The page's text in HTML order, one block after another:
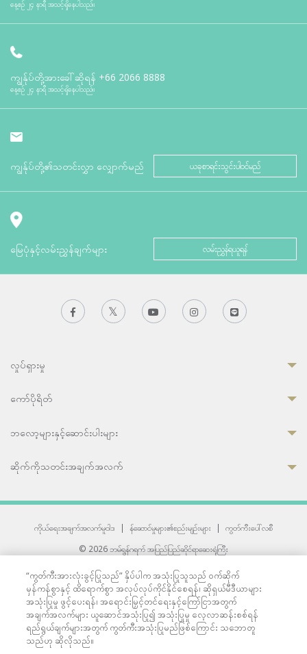
နေ့စဉ် ၂၄ နာရီ အသင့်ရှိနေပါသည်။
ကျွန်ုပ်တို့အားခေါ်ဆိုရန် +66 2066 8888
နေ့စဉ် ၂၄ နာရီ အသင့်ရှိနေပါသည်။
ကျွန်ုပ်တို့၏သတင်းလွှာ လျှောက်မည် ယခုစာရင်းသွင်းပါဝင်မည်
မြေပုံနှင့်လမ်းညွှန်ချက်များ လမ်းညွှန်ရယူရန်
လှုပ်ရှားမှု
ကော်ပိုရိတ်
ဘလော့များနှင့်ဆောင်းပါးများ
ဆိုက်ကိုသတင်းအချက်အလက်
ကိုယ်ရေးအချက်အလက်မူဝါဒ | န်ဆောင်မှုများ၏စည်းမျဉ်းများ |
ကွတ်ကီးပေါ်လစီ
© 2026 ဘမ်ရွန်ဂရက် အပြည်ပြည်ဆိုင်ရာဆေးရုံကြီး
33 Sukhumvit 3, Wattana, Bangkok 10110 Thailand.
All rights reserved.
“ကွတ်ကီးအားလုံးခွင့်ပြုသည်” နှိပ်ပါက အသုံးပြုသူသည် ဝက်ဆိုက်
မှန်ကန်စွာနှင့် ထိရောက်စွာ အလုပ်လုပ်ကိုင်နိုင်စေရန်၊ ဆိုရှယ်မီဒီယာများ
အသုံးပြုမှု ဖွင့်ပေးရန်၊ အရောင်းမြှင့်တင်ရေးနှင့်ကြော်ငြာအတွက်
အချက်အလက်များ ယူဆောင်အသုံးပြု၍ အသုံးပြုမှု လေ့လာဆန်းစစ်ရန်
ရည်ရွယ်ချက်များအတွက် ကွတ်ကီးအသုံးပြုမည်ဖြစ်ကြောင်း သဘောတူ
သည်ဟု ဆိုလိုသည်။